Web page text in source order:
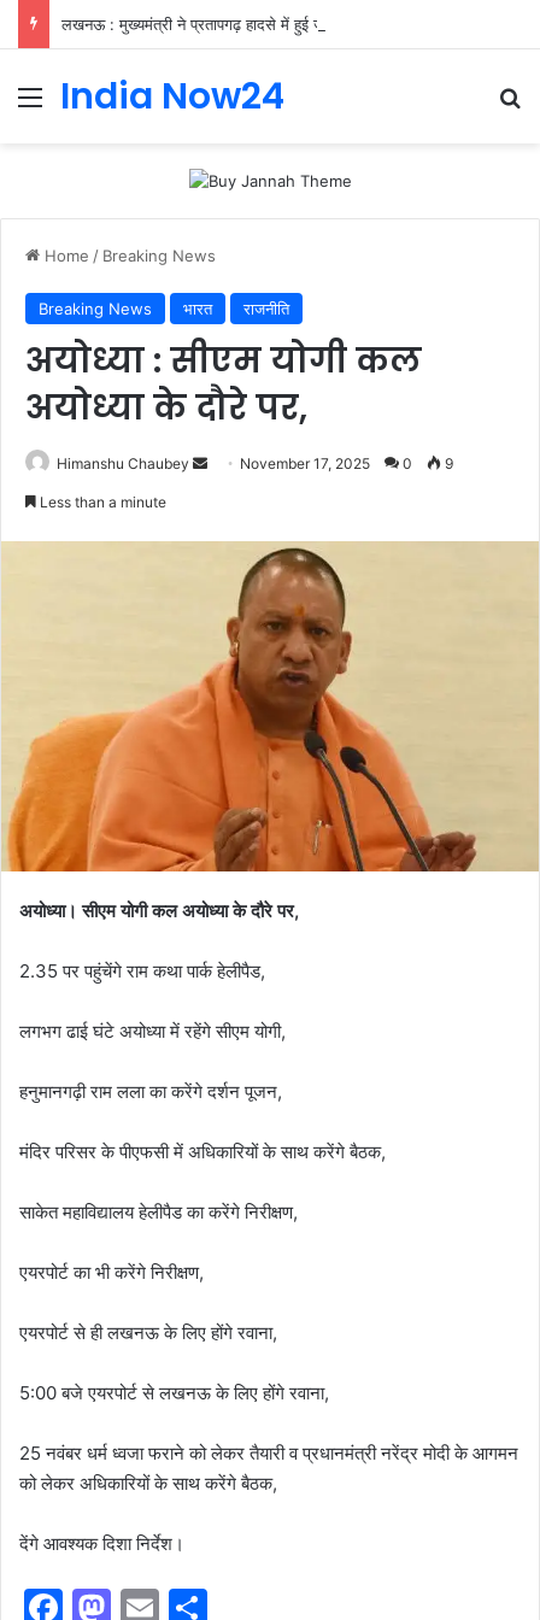
लखनऊ : मुख्यमंत्री ने प्रतापगढ़ हादसे में हुई जनहानि पर जताया शोक
India Now24
Home / Breaking News
Breaking News भारत राजनीति
अयोध्या : सीएम योगी कल
अयोध्या के दौरे पर,
Himanshu Chaubey November 17, 2025 0 9
Less than a minute
अयोध्या। सीएम योगी कल अयोध्या के दौरे पर,
2.35 पर पहुंचेंगे राम कथा पार्क हेलीपैड,
लगभग ढाई घंटे अयोध्या में रहेंगे सीएम योगी,
हनुमानगढ़ी राम लला का करेंगे दर्शन पूजन,
मंदिर परिसर के पीएफसी में अधिकारियों के साथ करेंगे बैठक,
साकेत महाविद्यालय हेलीपैड का करेंगे निरीक्षण,
एयरपोर्ट का भी करेंगे निरीक्षण,
एयरपोर्ट से ही लखनऊ के लिए होंगे रवाना,
5:00 बजे एयरपोर्ट से लखनऊ के लिए होंगे रवाना,
25 नवंबर धर्म ध्वजा फराने को लेकर तैयारी व प्रधानमंत्री नरेंद्र मोदी के आगमन
को लेकर अधिकारियों के साथ करेंगे बैठक,
देंगे आवश्यक दिशा निर्देश।
F
M E